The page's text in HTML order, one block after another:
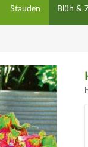
Stauden Blüh &